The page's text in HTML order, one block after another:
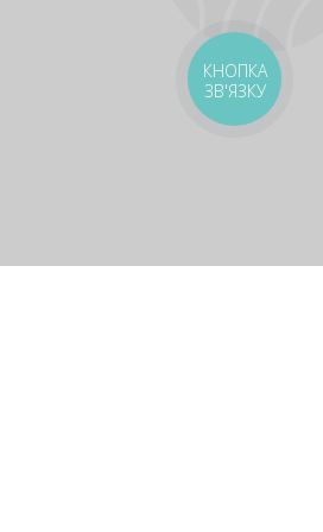
Подарунки, про які не
🎁
Безкоштовні піци та роли — шукай у
🔍
КНОПКА
ЗВ'ЯЗКУ